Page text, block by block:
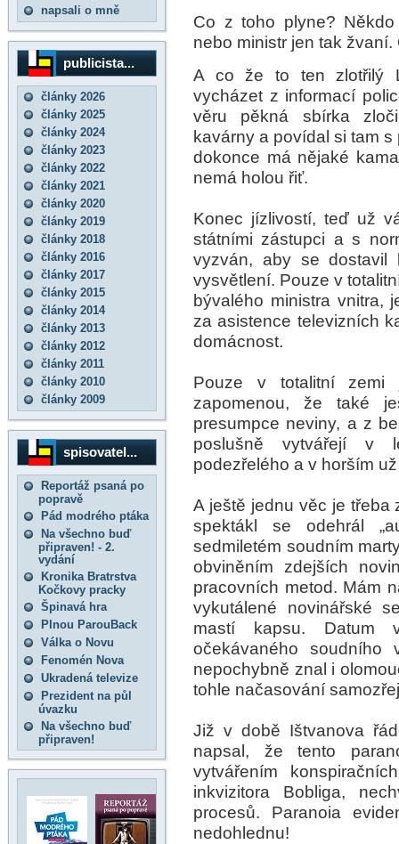
napsali o mně
publicista...
články 2026
články 2025
články 2024
články 2023
články 2022
články 2021
články 2020
články 2019
články 2018
články 2016
články 2017
články 2015
články 2014
články 2013
články 2012
články 2011
články 2010
články 2009
spisovatel...
Reportáž psaná po
popravě
Pád modrého ptáka
Na všechno buď
připraven! - 2.
vydání
Kronika Bratrstva
Kočkovy pracky
Špinavá hra
Plnou ParouBack
Válka o Novu
Fenomén Nova
Ukradená televize
Prezident na půl
úvazku
Na všechno buď
připraven!
Co z toho plyne?
nebo ministr jen tak
A co že to ten zlotřilý
vycházet z informací
věru pěkná sbírka
kavárny a povídal si tam
dokonce má nějaké
nemá holou řiť.
Konec jízlivostí, teď už
státními zástupci a s
vyzván, aby se
vysvětlení. Pouze v
bývalého ministra vnitra,
za asistence televizních
domácnost.
Pouze v totalitní zemi
zapomenou, že také
presumpce neviny, a z
poslušně vytvářejí v
podezřelého a v horším
A ještě jednu věc je třeba
spektákl se odehrál
sedmiletém soudním
obviněním zdejších
pracovních metod. Mám
vykutálené novinářské
mastí kapsu. Datum
očekávaného soudního
nepochybně znal i
tohle načasování
Již v době Ištvanova
napsal, že tento
vytvářením
inkvizitora Bobliga,
procesů. Paranoia
nedohlednu!